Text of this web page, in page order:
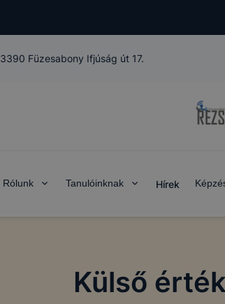
3390 Füzesabony Ifjúság út 17.
Rólunk Tanulóinknak Hírek
Külső